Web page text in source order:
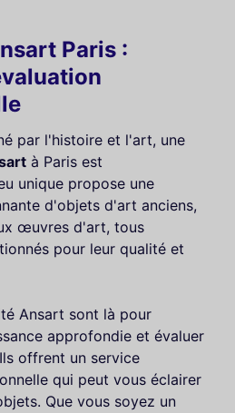
Paris :
par l'histoire et l'art, une
à Paris est
unique propose une
d'objets d'art anciens,
œuvres d'art, tous
pour leur qualité et
Ansart sont là pour
approfondie et évaluer
offrent un service
qui peut vous éclairer
Que vous soyez un